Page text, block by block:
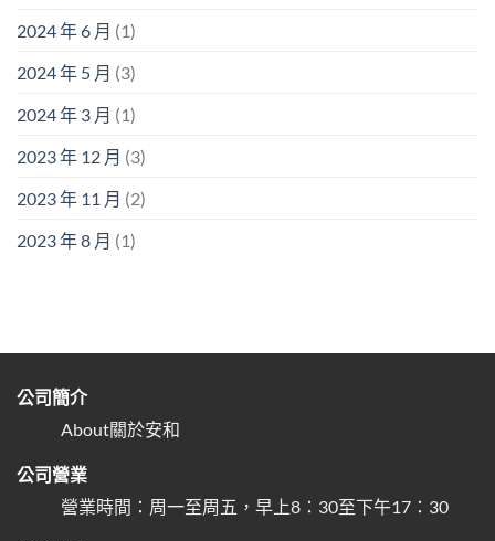
2024 年 6 月 (1)
2024 年 5 月 (3)
2024 年 3 月 (1)
2023 年 12 月 (3)
2023 年 11 月 (2)
2023 年 8 月 (1)
公司簡介
About關於安和
公司營業
營業時間：周一至周五，早上8：30至下午17：30